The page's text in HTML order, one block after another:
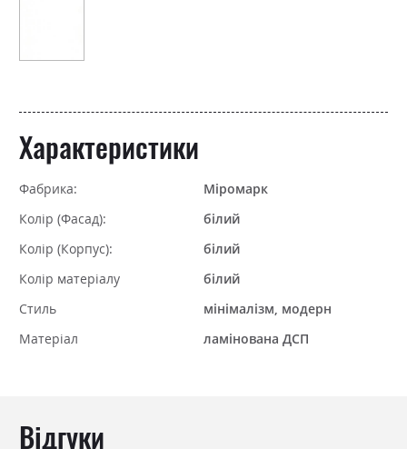
Характеристики
Фабрика:
Міромарк
Колір (Фасад):
білий
Колір (Корпус):
білий
Колір матеріалу
білий
Стиль
мінімалізм, модерн
Матеріал
ламінована ДСП
Відгуки